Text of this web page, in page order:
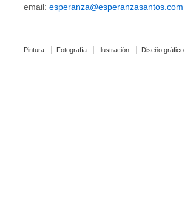
email: esperanza@esperanzasantos.com
Pintura Fotografía Ilustración Diseño gráfico